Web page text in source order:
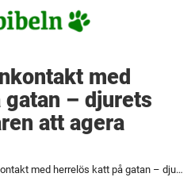
med
– djurets
att agera
Hunden får ögonkontakt med herrelös katt på gatan – djurets reaktion får ägaren att agera direkt